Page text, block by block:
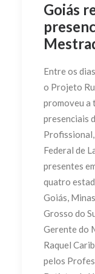
Goiás
Entre os
o Projeto
promoveu a
presenciais
Federal de
presentes
quatro
Goiás,
Grosso do
Gerente do
Raquel
pelos